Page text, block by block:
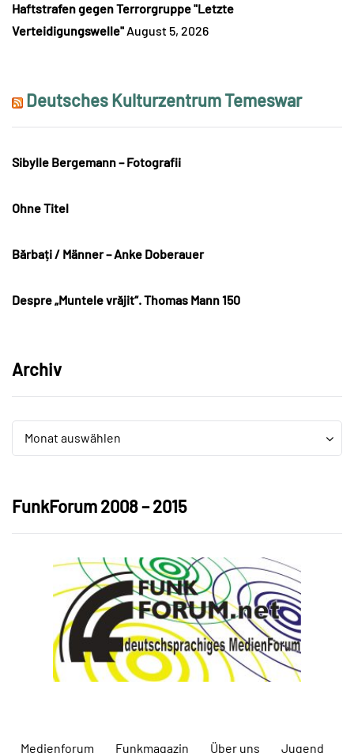
Haftstrafen gegen Terrorgruppe "Letzte
Verteidigungswelle" August 5, 2026
Deutsches Kulturzentrum Temeswar
Sibylle Bergemann – Fotografii
Ohne Titel
Bărbați / Männer – Anke Doberauer
Despre „Muntele vrăjit“. Thomas Mann 150
Archiv
Archiv
Monat auswählen
Archiv
FunkForum 2008 – 2015
Medienforum Funkmagazin Über uns Jugend